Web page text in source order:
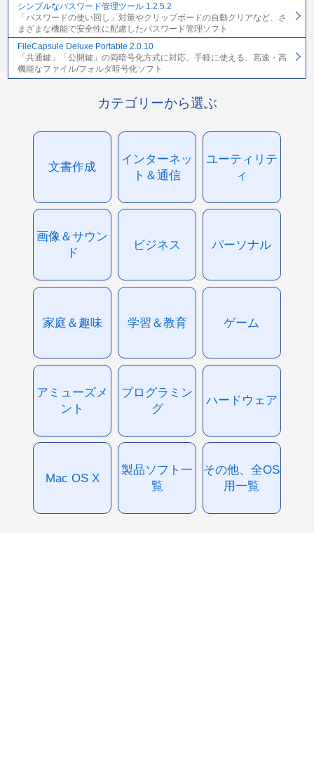
シンプルなパスワード管理ツール 1.2.5.2
「パスワードの使い回し」対策やクリップボードの自動クリアなど、さ
まざまな機能で安全性に配慮したパスワード管理ソフト
FileCapsule Deluxe Portable 2.0.10
「共通鍵」「公開鍵」の両暗号化方式に対応。手軽に使える、高速・高
機能なファイル/フォルダ暗号化ソフト
カテゴリーから選ぶ
文書作成
インターネッ
ト＆通信
ユーティリテ
ィ
画像＆サウン
ド
ビジネス パーソナル
家庭＆趣味 学習＆教育 ゲーム
アミューズメ
ント
プログラミン
グ
ハードウェア
Mac OS X
製品ソフト一
覧
その他、全OS
用一覧